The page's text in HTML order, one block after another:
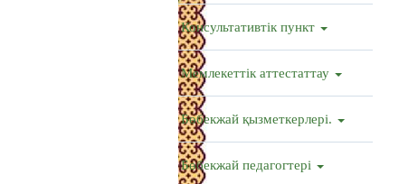
Консультативтік пункт
Мемлекеттік аттестаттау
Бөбекжай қызметкерлері.
Бөбекжай педагогтері